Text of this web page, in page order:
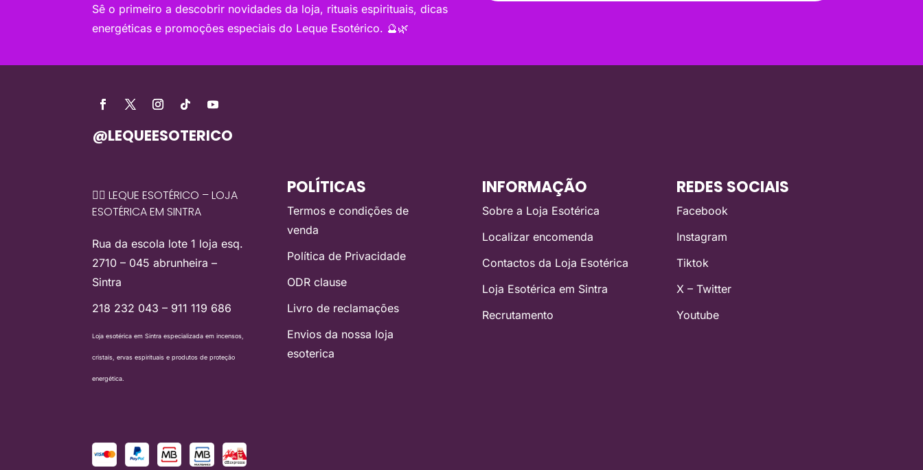
Sê o primeiro a descobrir novidades da loja, rituais espirituais, dicas
energéticas e promoções especiais do Leque Esotérico. 🔮🌿
@LEQUEESOTERICO
🧙‍♀️ LEQUE ESOTÉRICO – LOJA
ESOTÉRICA EM SINTRA
Rua da escola lote 1 loja esq.
2710 – 045 abrunheira –
Sintra
218 232 043 – 911 119 686
Loja esotérica em Sintra especializada em incensos,
cristais, ervas espirituais e produtos de proteção
energética.
POLÍTICAS
Termos e condições de
venda
Política de Privacidade
ODR clause
Livro de reclamações
Envios da nossa loja
esoterica
INFORMAÇÃO
Sobre a Loja Esotérica
Localizar encomenda
Contactos da Loja Esotérica
Loja Esotérica em Sintra
Recrutamento
REDES SOCIAIS
Facebook
Instagram
Tiktok
X – Twitter
Youtube